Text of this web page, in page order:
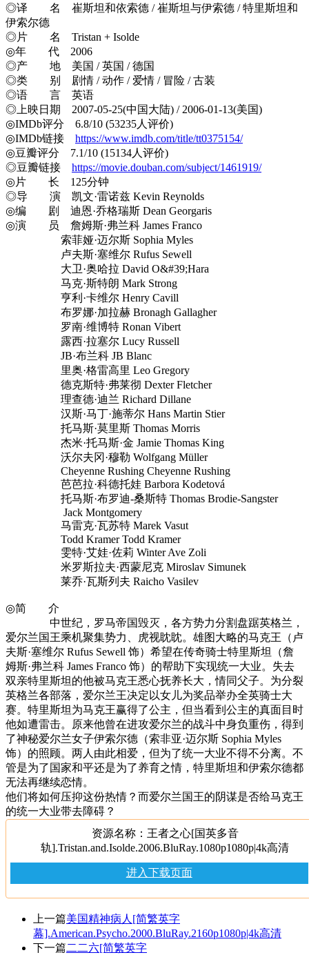
◎译 名 崔斯坦和依索德 / 崔斯坦与伊索德 / 特里斯坦和
伊索尔德
◎片 名 Tristan + Isolde
◎年 代 2006
◎产 地 美国 / 英国 / 德国
◎类 别 剧情 / 动作 / 爱情 / 冒险 / 古装
◎语 言 英语
◎上映日期 2007-05-25(中国大陆) / 2006-01-13(美国)
◎IMDb评分 6.8/10 (53235人评价)
◎IMDb链接 https://www.imdb.com/title/tt0375154/
◎豆瓣评分 7.1/10 (15134人评价)
◎豆瓣链接 https://movie.douban.com/subject/1461919/
◎片 长 125分钟
◎导 演 凯文·雷诺兹 Kevin Reynolds
◎编 剧 迪恩·乔格瑞斯 Dean Georgaris
◎演 员 詹姆斯·弗兰科 James Franco
索菲娅·迈尔斯 Sophia Myles
卢夫斯·塞维尔 Rufus Sewell
大卫·奥哈拉 David O&#39;Hara
马克·斯特朗 Mark Strong
亨利·卡维尔 Henry Cavill
布罗娜·加拉赫 Bronagh Gallagher
罗南·维博特 Ronan Vibert
露西·拉塞尔 Lucy Russell
JB·布兰科 JB Blanc
里奥·格雷高里 Leo Gregory
德克斯特·弗莱彻 Dexter Fletcher
理查德·迪兰 Richard Dillane
汉斯·马丁·施蒂尔 Hans Martin Stier
托马斯·莫里斯 Thomas Morris
杰米·托马斯·金 Jamie Thomas King
沃尔夫冈·穆勒 Wolfgang Müller
Cheyenne Rushing Cheyenne Rushing
芭芭拉·科德托娃 Barbora Kodetová
托马斯·布罗迪-桑斯特 Thomas Brodie-Sangster
Jack Montgomery
马雷克·瓦苏特 Marek Vasut
Todd Kramer Todd Kramer
雯特·艾娃·佐莉 Winter Ave Zoli
米罗斯拉夫·西蒙尼克 Miroslav Simunek
莱乔·瓦斯列夫 Raicho Vasilev
◎简 介
中世纪，罗马帝国毁灭，各方势力分割盘踞英格兰，
爱尔兰国王乘机聚集势力、虎视眈眈。雄图大略的马克王（卢
夫斯·塞维尔 Rufus Sewell 饰）希望在传奇骑士特里斯坦（詹
姆斯·弗兰科 James Franco 饰）的帮助下实现统一大业。失去
双亲特里斯坦的他被马克王悉心抚养长大，情同父子。为分裂
英格兰各部落，爱尔兰王决定以女儿为奖品举办全英骑士大
赛。特里斯坦为马克王赢得了公主，但当看到公主的真面目时
他如遭雷击。原来他曾在进攻爱尔兰的战斗中身负重伤，得到
了神秘爱尔兰女子伊索尔德（索非亚·迈尔斯 Sophia Myles
饰）的照顾。两人由此相爱，但为了统一大业不得不分离。不
管是为了国家和平还是为了养育之情，特里斯坦和伊索尔德都
无法再继续恋情。
他们将如何压抑这份热情？而爱尔兰国王的阴谋是否给马克王
的统一大业带去障碍？
资源名称：王者之心[国英多音
轨].Tristan.and.Isolde.2006.BluRay.1080p1080p|4k高清
进入下载页面
上一篇美国精神病人[简繁英字
幕].American.Psycho.2000.BluRay.2160p1080p|4k高清
下一篇二二六[简繁英字